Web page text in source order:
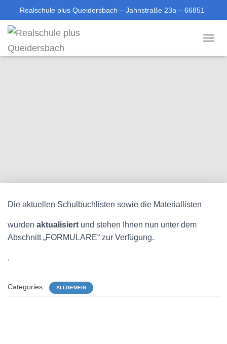
Realschule plus Queidersbach – Jahnstraße 23a – 66851
06371-613688-0
O
Die aktuellen Schulbuchlisten sowie die Materiallisten
wurden aktualisiert und stehen Ihnen nun unter dem
Abschnitt „FORMULARE“ zur Verfügung.
.
Categories: ALLGEMEIN